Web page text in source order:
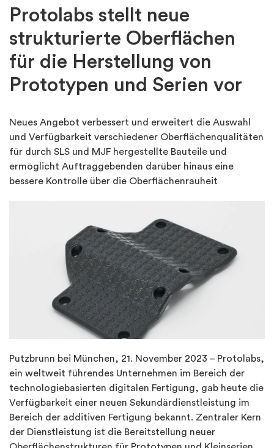
Protolabs stellt neue
strukturierte Oberflächen
für die Herstellung von
Prototypen und Serien vor
Neues Angebot verbessert und erweitert die Auswahl
und Verfügbarkeit verschiedener Oberflächenqualitäten
für durch SLS und MJF hergestellte Bauteile und
ermöglicht Auftraggebenden darüber hinaus eine
bessere Kontrolle über die Oberflächenrauheit
Putzbrunn bei München, 21. November 2023 – Protolabs,
ein weltweit führendes Unternehmen im Bereich der
technologiebasierten digitalen Fertigung, gab heute die
Verfügbarkeit einer neuen Sekundärdienstleistung im
Bereich der additiven Fertigung bekannt. Zentraler Kern
der Dienstleistung ist die Bereitstellung neuer